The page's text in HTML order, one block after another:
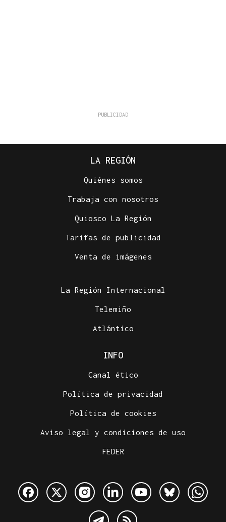
LA REGIÓN
Quiénes somos
Trabaja con nosotros
Quiosco La Región
Tarifas de publicidad
Venta de imágenes
La Región Internacional
Telemiño
Atlántico
INFO
Canal ético
Política de privacidad
Política de cookies
Aviso legal y condiciones de uso
FEDER